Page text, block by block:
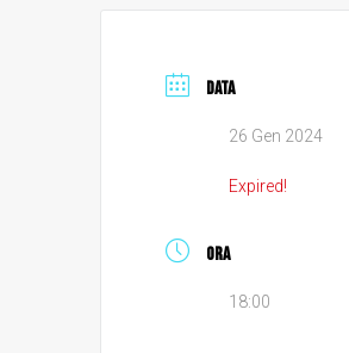
DATA
26 Gen 2024
Expired!
ORA
18:00